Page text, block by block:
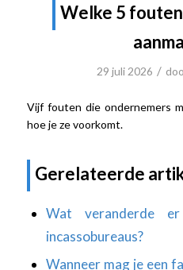
Welke 5
29 juli 2026 /
Vijf fouten die ondernemers
hoe je ze voorkomt.
Gerelateerde
Wat veranderde
incassobureaus?
Wanneer mag je een